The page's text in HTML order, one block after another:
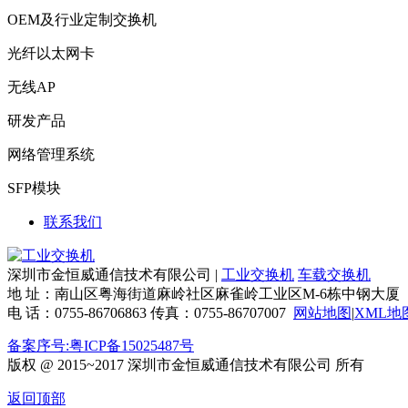
OEM及行业定制交换机
光纤以太网卡
无线AP
研发产品
网络管理系统
SFP模块
联系我们
深圳市金恒威通信技术有限公司 | 工业交换机 车载交换机
地 址：南山区粤海街道麻岭社区麻雀岭工业区M-6栋中钢大厦
电 话：0755-86706863 传真：0755-86707007 网站地图|XML地
备案序号:粤ICP备15025487号
版权 @ 2015~2017 深圳市金恒威通信技术有限公司 所有
返回顶部